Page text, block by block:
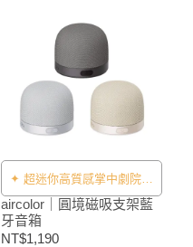
✦ 超迷你高質感掌中劇院音
響來了 ✦
aircolor｜圓境磁吸支架藍
牙音箱
NT$1,190